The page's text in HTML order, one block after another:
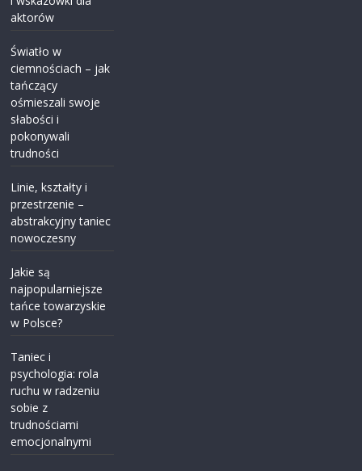
aktorów
Światło w
ciemnościach – jak
tańczący
ośmieszali swoje
słabości i
pokonywali
trudności
Linie, kształty i
przestrzenie –
abstrakcyjny taniec
nowoczesny
Jakie są
najpopularniejsze
tańce towarzyskie
w Polsce?
Taniec i
psychologia: rola
ruchu w radzeniu
sobie z
trudnościami
emocjonalnymi